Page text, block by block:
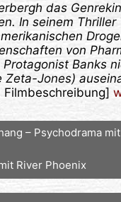
das
In seinem
von
Banks
Zeta-Jones)
Filmbeschreibung]
– Psychodrama
River Phoenix